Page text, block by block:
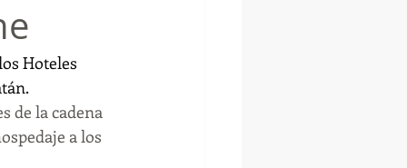
Hoteles
de la cadena
a los